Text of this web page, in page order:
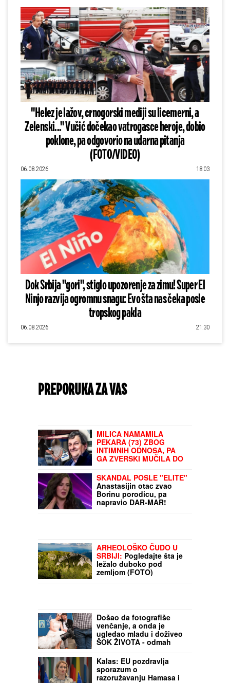
"Helez je lažov, crnogorski mediji su licemerni, a
Zelenski..." Vučić dočekao vatrogasce heroje, dobio
poklone, pa odgovorio na udarna pitanja
(FOTO/VIDEO)
06.08.2026 18:03
Dok Srbija "gori", stiglo upozorenje za zimu! Super El
Ninjo razvija ogromnu snagu: Evo šta nas čeka posle
tropskog pakla
06.08.2026 21:30
PREPORUKA ZA VAS
MILICA NAMAMILA
PEKARA (73) ZBOG
INTIMNIH ODNOSA, PA
GA ZVERSKI MUČILA DO
ga osumnjičeni pljačkali
napravio DAR-MAR!
Tenzije eskalirale u
porodični rat, pa usledio
OBRT